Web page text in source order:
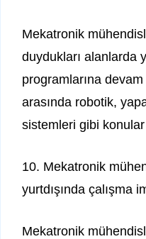
Mekatronik
duydukları alanlarda
programlarına
arasında robotik,
sistemleri gibi
10. Mekatronik
yurtdışında çalışma
Mekatronik